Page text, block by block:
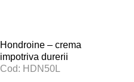
Hondroine – crema
impotriva durerii
articulare – 50 ml
Cod: HDN50L